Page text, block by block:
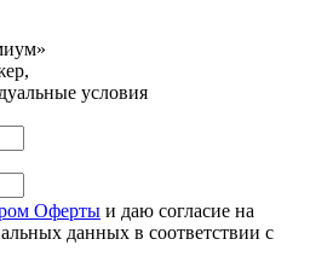
условия
Оферты и даю согласие на
данных в соответствии с